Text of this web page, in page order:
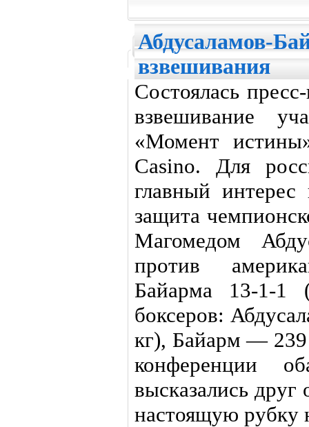
Абдусаламов-
взвешивания
Состоялась
взвешивание
«Момент
Casino. Для
главный
защита
Магомедом
против
Байарма 13-1-
боксеров:
кг), Байарм — 239
конференции
высказались
настоящую рубку